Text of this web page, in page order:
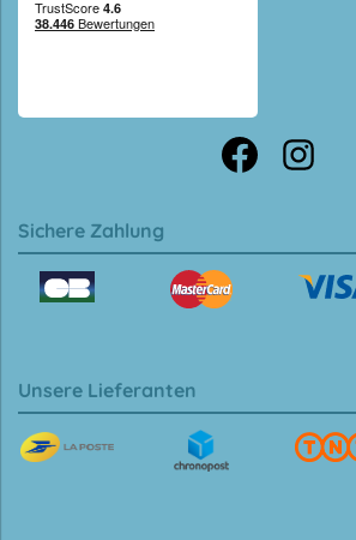
Sichere Zahlung
Unsere Lieferanten